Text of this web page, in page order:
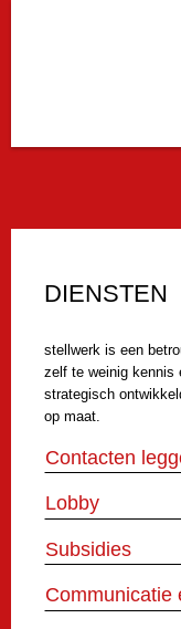
DIENSTEN
stellwerk is een
zelf te weinig kennis
strategisch
op maat.
Contacten
Lobby
Subsidies
Communicatie